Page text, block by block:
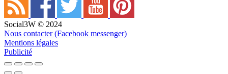
Social3W © 2024
Nous contacter (Facebook messenger)
Mentions légales
Publicité